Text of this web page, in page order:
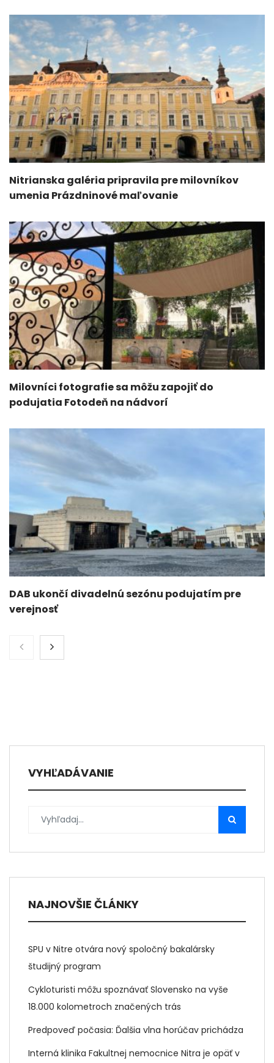
Nitrianska galéria pripravila pre milovníkov
umenia Prázdninové maľovanie
Milovníci fotografie sa môžu zapojiť do
podujatia Fotodeň na nádvorí
DAB ukončí divadelnú sezónu podujatím pre
verejnosť
VYHĽADÁVANIE
NAJNOVŠIE ČLÁNKY
SPU v Nitre otvára nový spoločný bakalársky
študijný program
Cykloturisti môžu spoznávať Slovensko na vyše
18.000 kolometroch značených trás
Predpoveď počasia: Ďalšia vlna horúčav prichádza
Interná klinika Fakultnej nemocnice Nitra je opäť v